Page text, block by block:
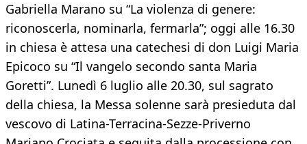
Gabriella Marano su “La violenza di genere:
riconoscerla, nominarla, fermarla”; oggi alle 16.30
in chiesa è attesa una catechesi di don Luigi Maria
Epicoco su “Il vangelo secondo santa Maria
Goretti”. Lunedì 6 luglio alle 20.30, sul sagrato
della chiesa, la Messa solenne sarà presieduta dal
vescovo di Latina-Terracina-Sezze-Priverno